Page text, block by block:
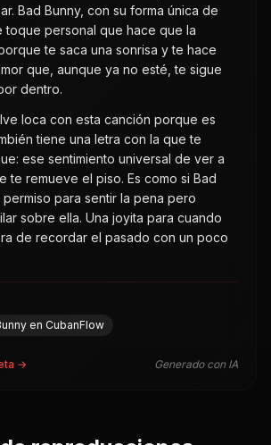
que, aunque ya no esté, te sigue
dentro.
loca con esta canción porque es
tiene una letra con la que te
ese sentimiento universal de ver a
te remueve el piso. Es como si Bad
permiso para sentir la pena pero
sobre ella. Una joyita para cuando
de recordar el pasado con un poco
en CubanFlow
→